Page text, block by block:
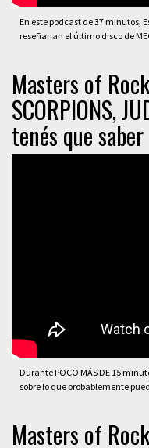
En este podcast de 37 minutos,
reseñanan el último disco de
Masters of
SCORPIONS,
tenés que
Durante POCO MÁS DE 15
sobre lo que probablemente
Masters of